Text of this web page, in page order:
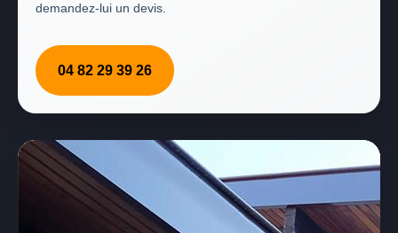
demandez-lui un devis.
04 82 29 39 26